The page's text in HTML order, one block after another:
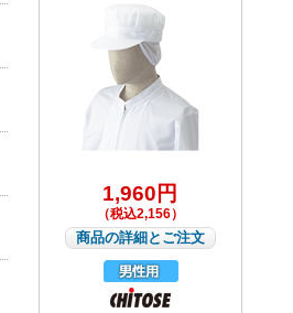
1,960円
（税込2,156）
商品の詳細とご注文